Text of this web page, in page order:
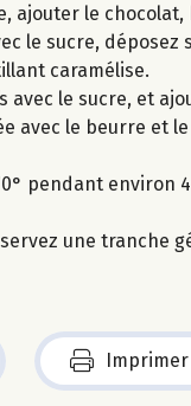
ajouter le
le sucre,
caramélise.
avec le sucre, et
avec le beurre et
pendant environ
une tranche